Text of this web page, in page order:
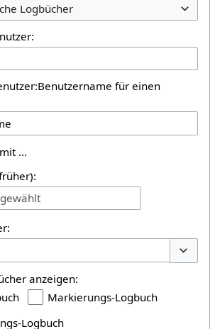
Logbücher
für einen
…
anzeigen:
Markierungs-Logbuch
Logbuch